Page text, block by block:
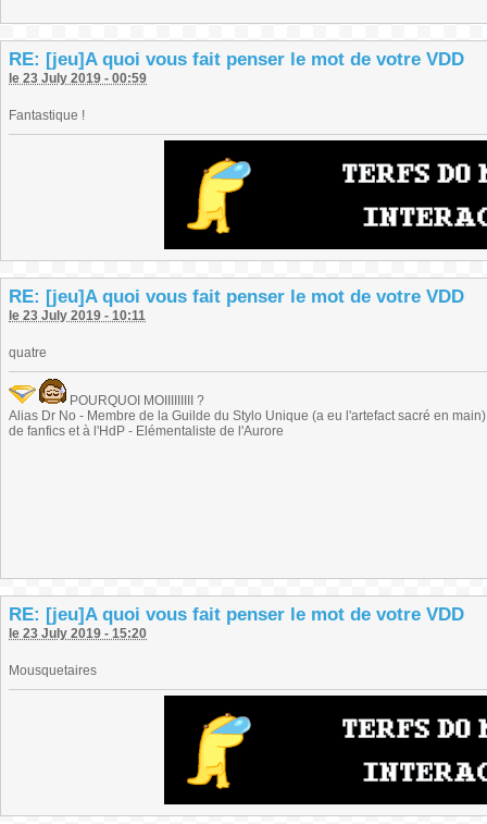
RE: [jeu]A quoi vous fait penser le mot de votre VDD
le 23 July 2019 - 00:59
Fantastique !
RE: [jeu]A quoi vous fait penser le mot de votre VDD
le 23 July 2019 - 10:11
quatre
POURQUOI MOIIIIIIIII ?
Alias Dr No - Membre de la Guilde du Stylo Unique (a eu l'artefact sacré en
de fanfics et à l'HdP - Elémentaliste de l'Aurore
RE: [jeu]A quoi vous fait penser le mot de votre VDD
le 23 July 2019 - 15:20
Mousquetaires